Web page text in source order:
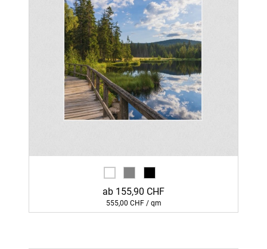
ab 155,90 CHF
555,00 CHF / qm